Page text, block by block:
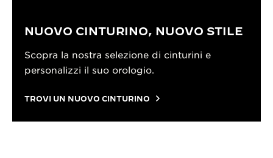
NUOVO CINTURINO, NUOVO STILE
Scopra la nostra selezione di cinturini e
personalizzi il suo orologio.
TROVI UN NUOVO CINTURINO